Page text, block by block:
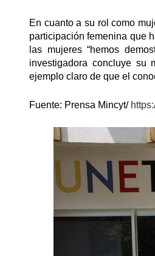
En cuanto a su rol como
participación femenina que
las mujeres “hemos
investigadora concluye su
ejemplo claro de que el
Fuente: Prensa Mincyt/